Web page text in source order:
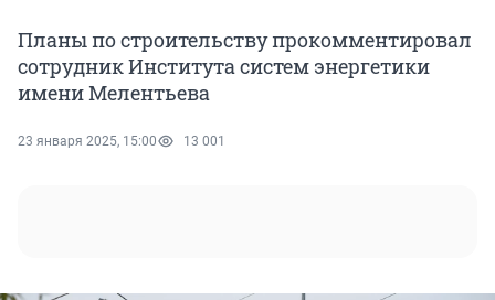
Планы по строительству прокомментировал
сотрудник Института систем энергетики
имени Мелентьева
23 января 2025, 15:00 13 001